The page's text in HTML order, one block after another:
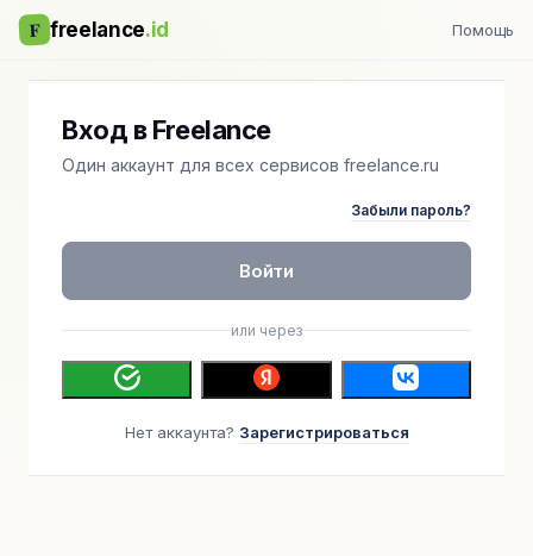
F freelance.id Помощь
Вход в Freelance
Один аккаунт для всех сервисов freelance.ru
Забыли пароль?
Войти
или через
Нет аккаунта? Зарегистрироваться